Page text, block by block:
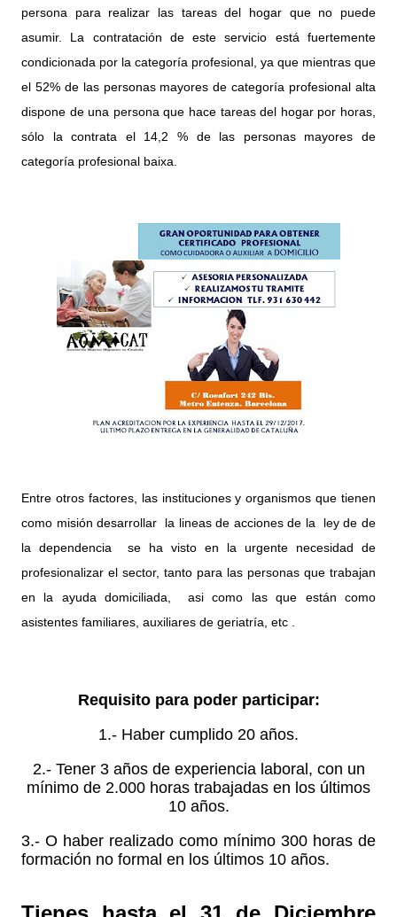
persona para realizar las tareas del hogar que no puede
asumir. La contratación de este servicio está fuertemente
condicionada por la categoría profesional, ya que mientras que
el 52% de las personas mayores de categoría profesional alta
dispone de una persona que hace tareas del hogar por horas,
sólo la contrata el 14,2 % de las personas mayores de
categoría profesional baixa.
Entre otros factores, las instituciones y organismos que tienen
como misión desarrollar la lineas de acciones de la ley de de
la dependencia se ha visto en la urgente necesidad de
profesionalizar el sector, tanto para las personas que trabajan
en la ayuda domiciliada, asi como las que están como
asistentes familiares, auxiliares de geriatría, etc .
Requisito para poder participar:
1.- Haber cumplido 20 años.
2.- Tener 3 años de experiencia laboral, con un
mínimo de 2.000 horas trabajadas en los últimos
10 años.
3.- O haber realizado como mínimo 300 horas de
formación no formal en los últimos 10 años.